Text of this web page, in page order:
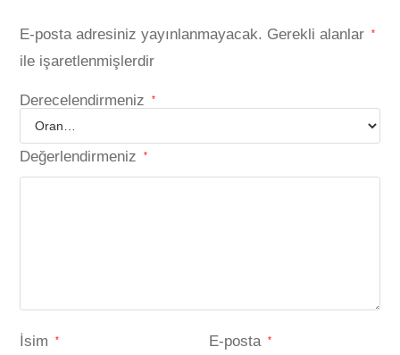
E-posta adresiniz yayınlanmayacak. Gerekli alanlar *
ile işaretlenmişlerdir
Derecelendirmeniz *
Değerlendirmeniz *
İsim * E-posta *